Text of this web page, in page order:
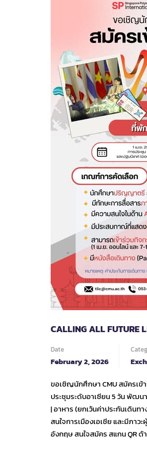
CALLING ALL
Date
February 2, 2026
ขอเชิญนักศึกษา CMU สมัครเข้
ประชุมระดับอาเซียน 5 วัน พัฒน
| อาหาร (ยกเว้นค่าประกันเดิน
สนใจการเมืองเอเชีย และมีภาว
อังกฤษ สนใจสมัคร สแกน QR